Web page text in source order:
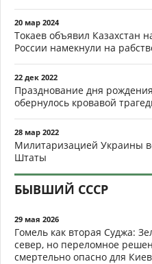
20 мар 2024
Токаев объявил Казахстан
России намекнули на
22 дек 2022
Празднование дня
обернулось кровавой
28 мар 2022
Милитаризацией Украины
Штаты
БЫВШИЙ СССР
29 мая 2026
Гомель как вторая Суджа:
север, но переломное
смертельно опасно для